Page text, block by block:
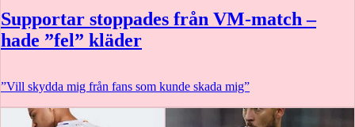
Supportar stoppades från VM-match –
hade ”fel” kläder
”Vill skydda mig från fans som kunde skada mig”